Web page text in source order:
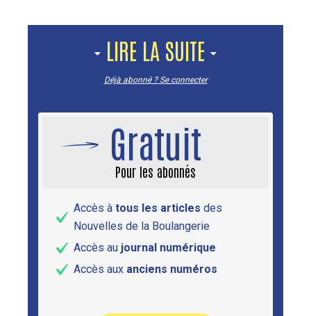
LIRE LA SUITE
Déjà abonné ? Se connecter
Gratuit
Pour les abonnés
Accès à tous les articles des
Nouvelles de la Boulangerie
Accès au journal numérique
Accès aux anciens numéros